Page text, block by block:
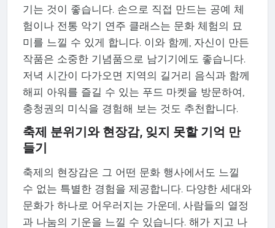
기는 것이 좋습니다. 손으로 직접 만드는 공예 체
험이나 전통 악기 연주 클래스는 문화 체험의 묘
미를 느낄 수 있게 합니다. 이와 함께, 자신이 만든
작품은 소중한 기념품으로 남기기에도 좋습니다.
저녁 시간이 다가오면 지역의 길거리 음식과 함께
해피 아워를 즐길 수 있는 푸드 마켓을 방문하여,
충청권의 미식을 경험해 보는 것도 추천합니다.
축제 분위기와 현장감, 잊지 못할 기억 만
들기
축제의 현장감은 그 어떤 문화 행사에서도 느낄
수 없는 특별한 경험을 제공합니다. 다양한 세대와
문화가 하나로 어우러지는 가운데, 사람들의 열정
과 나눔의 기운을 느낄 수 있습니다. 해가 지고 나